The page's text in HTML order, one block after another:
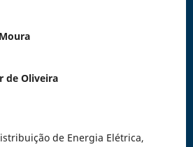
de Oliveira
de Energia Elétrica,